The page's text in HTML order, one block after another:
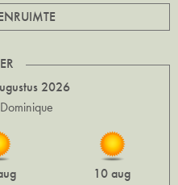
2026
10 aug